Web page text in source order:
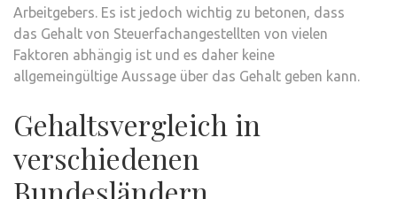
Arbeitgebers. Es ist jedoch wichtig zu betonen, dass
das Gehalt von Steuerfachangestellten von vielen
Faktoren abhängig ist und es daher keine
allgemeingültige Aussage über das Gehalt geben kann.
Gehaltsvergleich in
verschiedenen
Bundesländern